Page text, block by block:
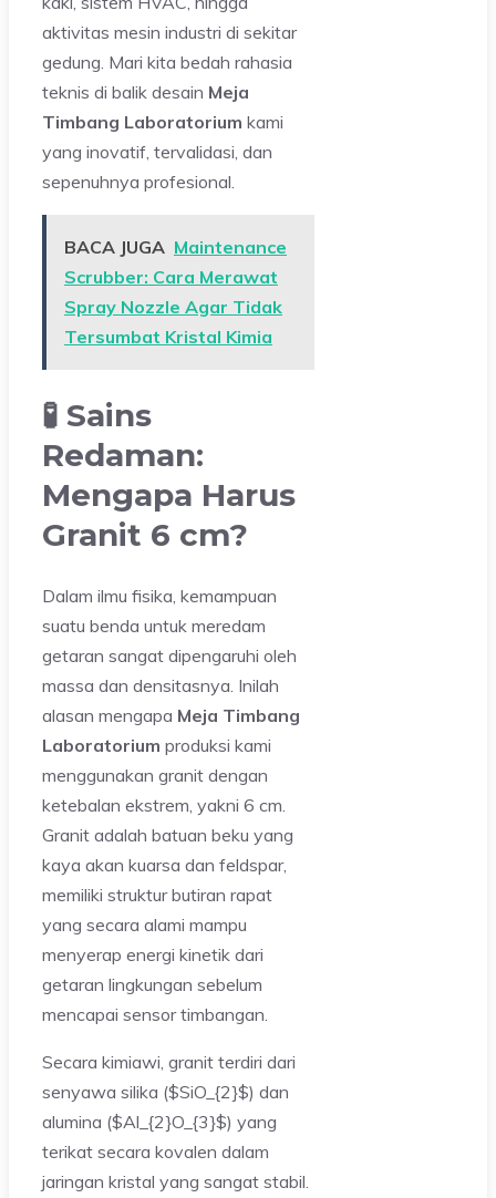
aktivitas mesin industri di sekitar
gedung. Mari kita bedah rahasia
teknis di balik desain Meja
Timbang Laboratorium kami
yang inovatif, tervalidasi, dan
sepenuhnya profesional.
BACA JUGA Maintenance
Scrubber: Cara Merawat
Spray Nozzle Agar Tidak
Tersumbat Kristal Kimia
🧪 Sains
Redaman:
Mengapa Harus
Granit 6 cm?
Dalam ilmu fisika, kemampuan
suatu benda untuk meredam
getaran sangat dipengaruhi oleh
massa dan densitasnya. Inilah
alasan mengapa Meja Timbang
Laboratorium produksi kami
menggunakan granit dengan
ketebalan ekstrem, yakni 6 cm.
Granit adalah batuan beku yang
kaya akan kuarsa dan feldspar,
memiliki struktur butiran rapat
yang secara alami mampu
menyerap energi kinetik dari
getaran lingkungan sebelum
mencapai sensor timbangan.
Secara kimiawi, granit terdiri dari
senyawa silika ($SiO_{2}$) dan
alumina ($Al_{2}O_{3}$) yang
terikat secara kovalen dalam
jaringan kristal yang sangat stabil.